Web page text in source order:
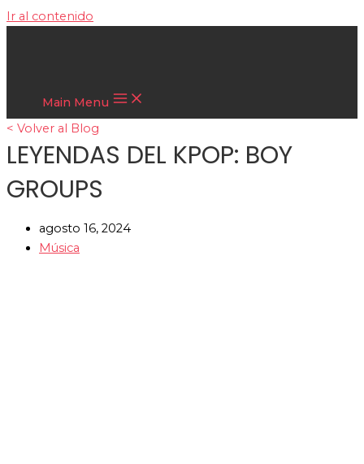
Ir al contenido
Main Menu
< Volver al Blog
LEYENDAS DEL KPOP: BOY
GROUPS
agosto 16, 2024
Música